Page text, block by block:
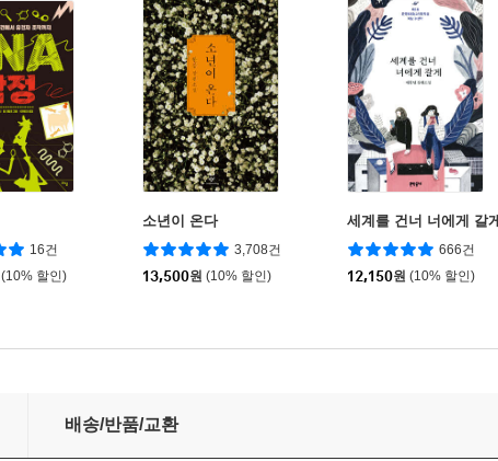
16건
(10% 할인)
소년이 온다
3,708건
13,500원 (10% 할인)
세계를 건너 너에게 갈게
666건
12,150원 (10% 할인)
배송/반품/교환